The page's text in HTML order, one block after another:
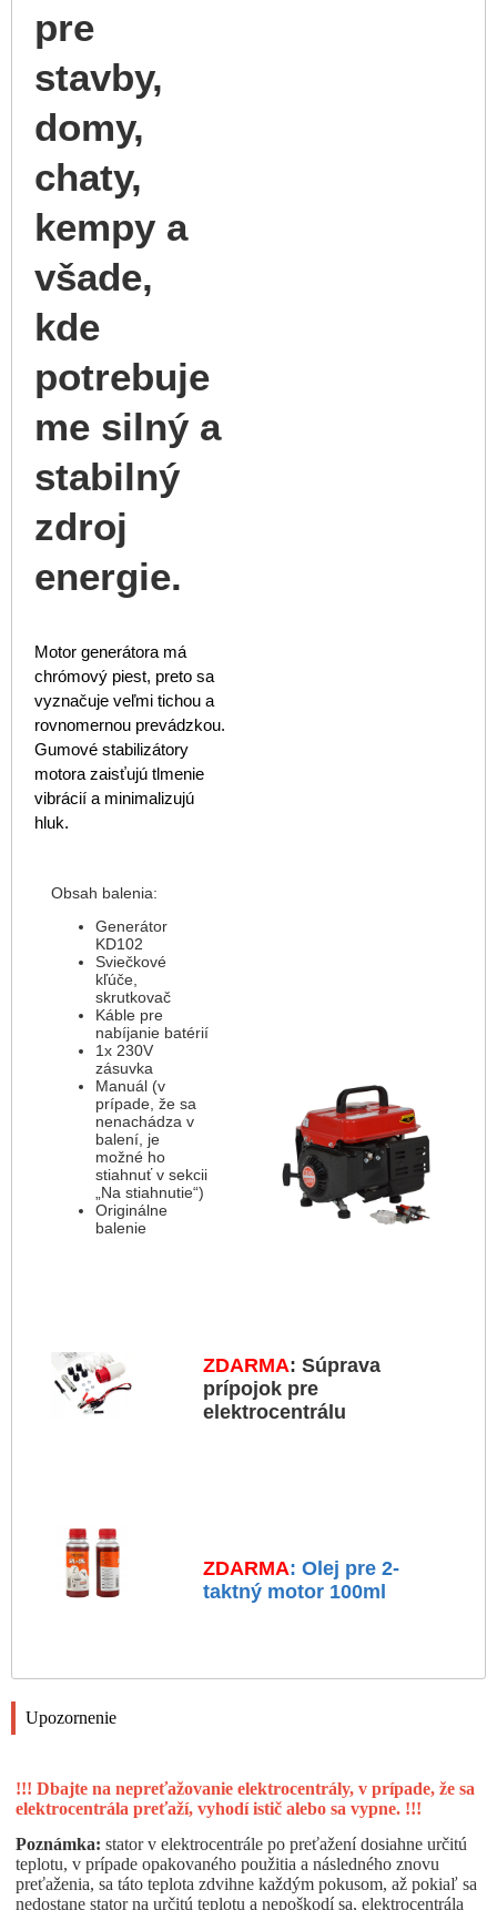
pre
stavby,
domy,
chaty,
kempy a
všade,
kde
potrebuje
me silný a
stabilný
zdroj
energie.
Motor generátora má
chrómový piest, preto sa
vyznačuje veľmi tichou a
rovnomernou prevádzkou.
Gumové stabilizátory
motora zaisťujú tlmenie
vibrácií a minimalizujú
hluk.
Obsah balenia:
Generátor
KD102
Sviečkové
kľúče,
skrutkovač
Káble pre
nabíjanie batérií
1x 230V
zásuvka
Manuál (v
prípade, že sa
nenachádza v
balení, je
možné ho
stiahnuť v sekcii
„Na stiahnutie“)
Originálne
balenie
ZDARMA: Súprava
prípojok pre
elektrocentrálu
ZDARMA: Olej pre 2-
taktný motor 100ml
Upozornenie
!!! Dbajte na nepreťažovanie elektrocentrály, v prípade, že sa
elektrocentrála preťaží, vyhodí istič alebo sa vypne. !!!
Poznámka: stator v elektrocentrále po preťažení dosiahne určitú
teplotu, v prípade opakovaného použitia a následného znovu
preťaženia, sa táto teplota zdvihne každým pokusom, až pokiaľ sa
nedostane stator na určitú teplotu a nepoškodí sa, elektrocentrála